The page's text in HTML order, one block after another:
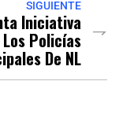
SIGUIENTE
Iniciativa
Policías
De NL